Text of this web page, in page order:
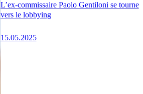
L’ex-commissaire Paolo Gentiloni se tourne
vers le lobbying
15.05.2025